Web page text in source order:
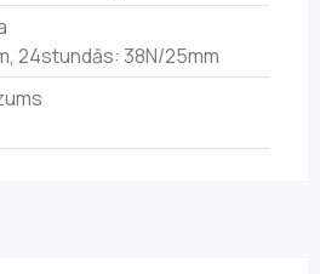
24stundās: 38N/25mm